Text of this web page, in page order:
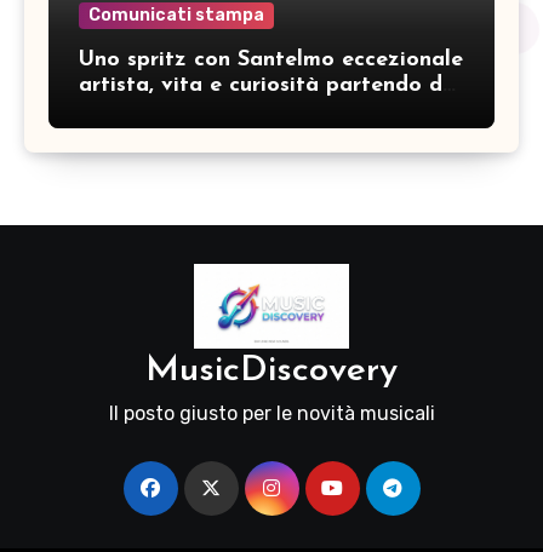
Comunicati stampa
Uno spritz con Santelmo eccezionale
artista, vita e curiosità partendo da
MusicDiscovery
Il posto giusto per le novità musicali